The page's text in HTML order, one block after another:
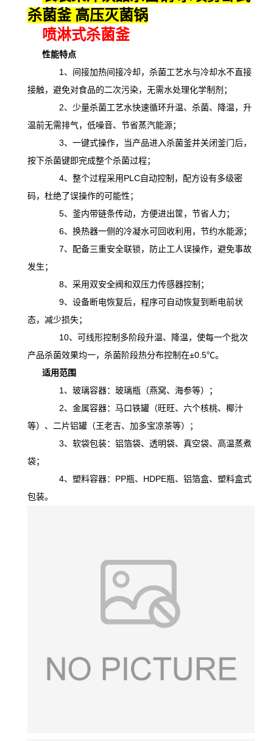
杀菌釜 高压灭菌锅
喷淋式杀菌釜
性能特点
1、间接加热间接冷却，杀菌工艺水与冷却水不直接
接触，避免对食品的二次污染，无需水处理化学制剂；
2、少量杀菌工艺水快速循环升温、杀菌、降温，升
温前无需排气，低噪音、节省蒸汽能源；
3、一键式操作，当产品进入杀菌釜并关闭釜门后，
按下杀菌键即完成整个杀菌过程；
4、整个过程采用PLC自动控制，配方设有多级密
码，杜绝了误操作的可能性；
5、釜内带链条传动，方便进出筐，节省人力；
6、换热器一侧的冷凝水可回收利用，节约水能源；
7、配备三重安全联锁，防止工人误操作，避免事故
发生；
8、采用双安全阀和双压力传感器控制；
9、设备断电恢复后，程序可自动恢复到断电前状
态，减少损失；
10、可线形控制多阶段升温、降温， 使每一个批次
产品杀菌效果均一，杀菌阶段热分布控制在±0.5℃。
适用范围
1、玻璃容器：玻璃瓶（燕窝、海参等）；
2、金属容器：马口铁罐（旺旺、六个核桃、椰汁
等）、二片铝罐（王老吉、加多宝凉茶等）；
3、软袋包装：铝箔袋、透明袋、真空袋、高温蒸煮
袋；
4、塑料容器：PP瓶、HDPE瓶、铝箔盒、塑料盒式
包装。